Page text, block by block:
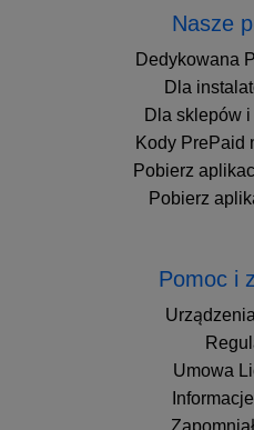
Nasze
Dedykowana
Dla
Dla sklepów
Kody PrePaid
Pobierz
Pobierz
Pomoc i
Umowa